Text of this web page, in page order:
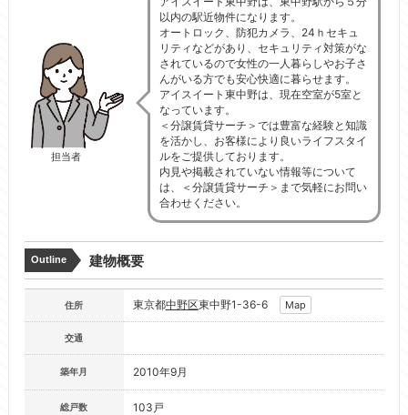
担当者
以内の駅近物件になります。
オートロック、防犯カメラ、24ｈセキュ
リティなどがあり、セキュリティ対策がな
されているので女性の一人暮らしやお子さ
んがいる方でも安心快適に暮らせます。
アイスイート東中野は、現在空室が5室と
なっています。
＜分譲賃貸サーチ＞では豊富な経験と知識
を活かし、お客様により良いライフスタイ
ルをご提供しております。
内見や掲載されていない情報等について
は、＜分譲賃貸サーチ＞まで気軽にお問い
合わせください。
Outline 建物概要
住所 東京都中野区東中野1-36-6 Map
交通
築年月 2010年9月
総戸数 103戸